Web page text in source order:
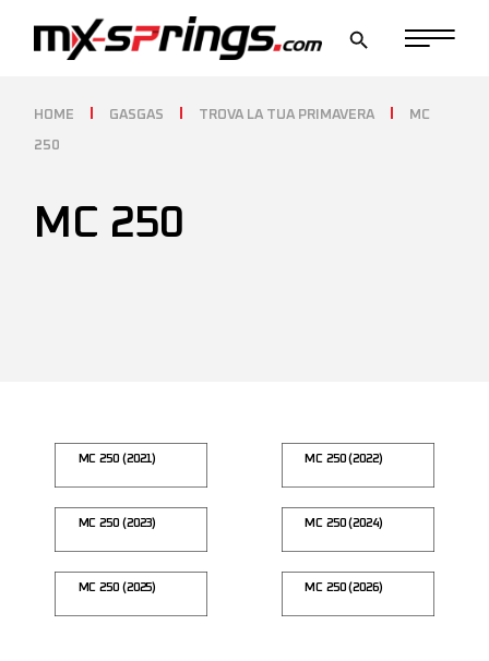
HOME GASGAS TROVA LA TUA PRIMAVERA MC
250
MC 250
MC 250 (2021) MC 250 (2022)
MC 250 (2023) MC 250 (2024)
MC 250 (2025) MC 250 (2026)